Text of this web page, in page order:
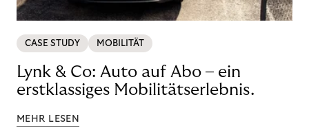
CASE STUDY MOBILITÄT
Lynk & Co: Auto auf Abo – ein
erstklassiges Mobilitätserlebnis.
MEHR LESEN